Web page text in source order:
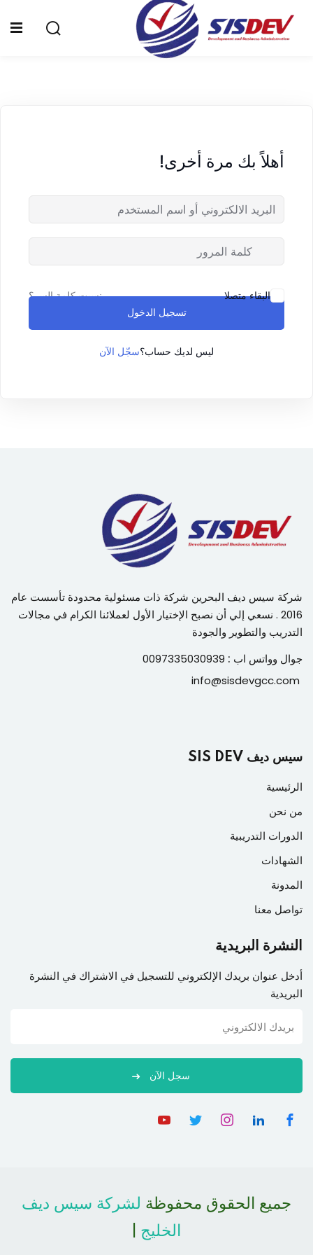
الشهادات
المدونة
تواصل معنا
أهلاً بك مرة أخرى!
البقاء متصلا نسيت كلمة السر؟
تسجيل الدخول
ليس لديك حساب؟سجّل الآن
شركة سيس ديف البحرين شركة ذات مسئولية محدودة تأسست عام
2016 . نسعي إلي أن نصبح الإختيار الأول لعملائنا الكرام في مجالات
التدريب والتطوير والجودة
جوال وواتس اب :
info@sisdevgcc.com
سيس ديف SIS DEV
الرئيسية
من نحن
الدورات التدريبية
الشهادات
المدونة
تواصل معنا
النشرة البريدية
أدخل عنوان بريدك الإلكتروني للتسجيل في الاشتراك في النشرة
البريدية
سجل الآن
جميع الحقوق محفوظة لشركة سيس ديف
الخليج |
Sign in
Remember me
Lost your password?